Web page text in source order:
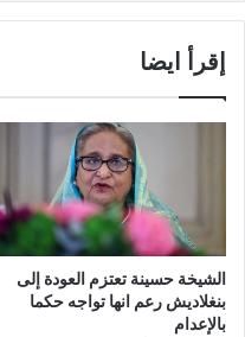
إقرأ ايضا
الشيخة حسينة تعتزم العودة إلى
بنغلاديش رعم انها تواجه حكما
بالإعدام